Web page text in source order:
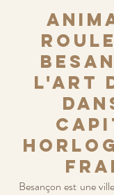
l'art
Besançon est une